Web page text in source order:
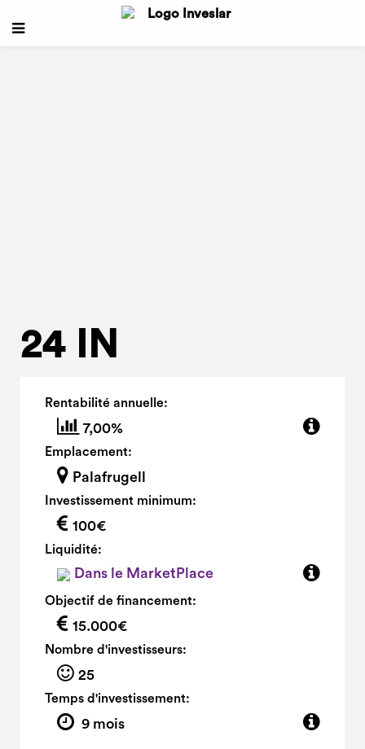
24 IN
Rentabilité annuelle:
7,00%
Emplacement:
Palafrugell
Investissement minimum:
100€
Liquidité:
Dans le MarketPlace
Objectif de financement:
15.000€
Nombre d'investisseurs:
25
Temps d'investissement:
9 mois